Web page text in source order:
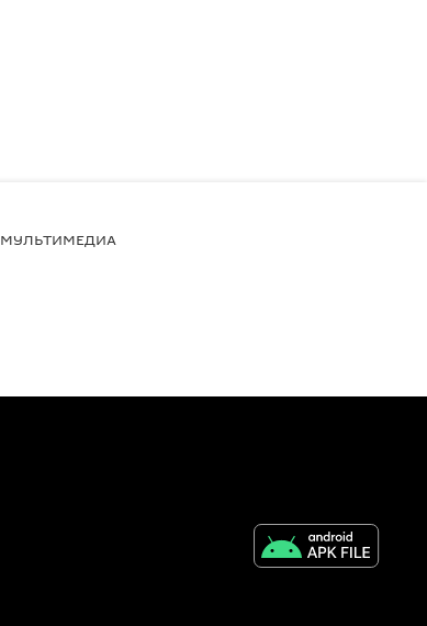
МУЛЬТИМЕДИА